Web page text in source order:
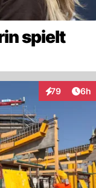
spielt
79
Interaktionen
6h